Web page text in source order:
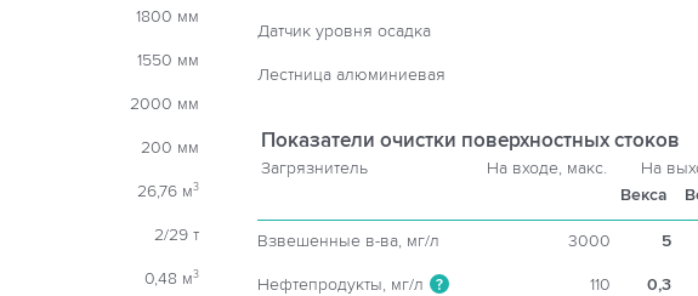
1800 мм
1550 мм
2000 мм
200 мм
26,76 м3
2/29 т
0,48 м3
Датчик уровня осадка
Лестница алюминиевая
Показатели очистки поверхностных стоков
Загрязнитель На входе, макс.
На
Векса
Взвешенные в-ва, мг/л 3000 5
Нефтепродукты, мг/л ? 110 0,3